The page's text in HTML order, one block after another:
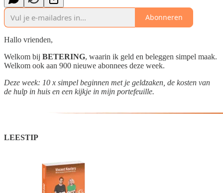
Abonneren
Hallo vrienden,
Welkom bij BETERING, waarin ik geld en beleggen simpel maak.
Welkom ook aan 900 nieuwe abonnees deze week.
Deze week: 10 x simpel beginnen met je geldzaken, de kosten van
de hulp in huis en een kijkje in mijn portefeuille.
LEESTIP